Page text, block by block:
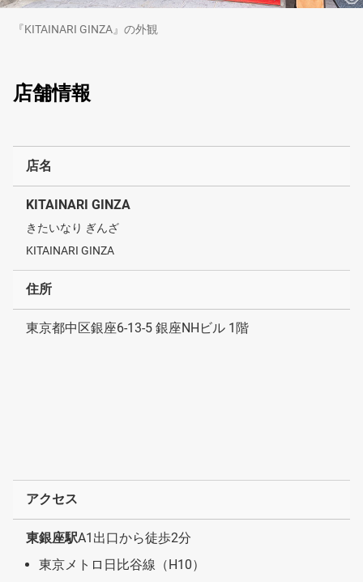
『KITAINARI GINZA』の外観
店舗情報
店名
KITAINARI GINZA
きたいなり ぎんざ
KITAINARI GINZA
住所
東京都中区銀座6-13-5 銀座NHビル 1階
アクセス
東銀座駅A1出口から徒歩2分
東京メトロ日比谷線（H10）